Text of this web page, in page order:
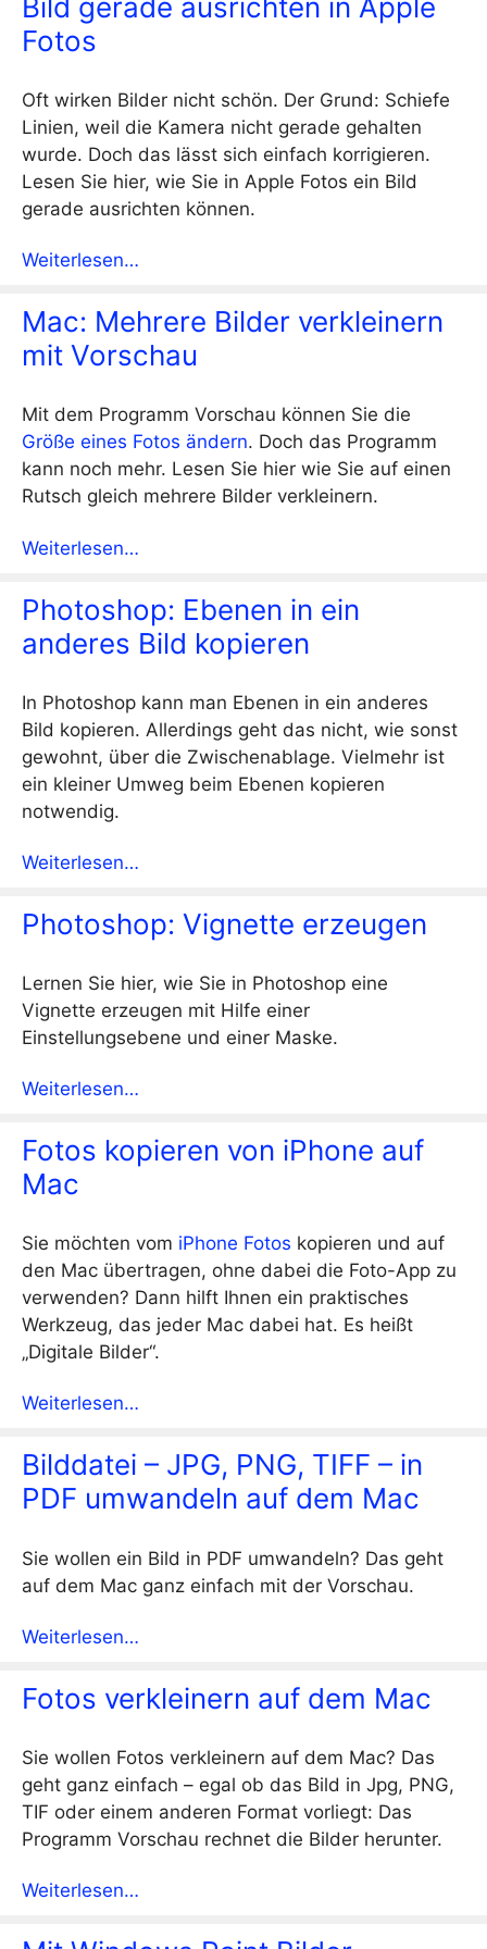
Bild gerade ausrichten in Apple
Fotos
Oft wirken Bilder nicht schön. Der Grund: Schiefe
Linien, weil die Kamera nicht gerade gehalten
wurde. Doch das lässt sich einfach korrigieren.
Lesen Sie hier, wie Sie in Apple Fotos ein Bild
gerade ausrichten können.
Weiterlesen…
Mac: Mehrere Bilder verkleinern
mit Vorschau
Mit dem Programm Vorschau können Sie die
Größe eines Fotos ändern. Doch das Programm
kann noch mehr. Lesen Sie hier wie Sie auf einen
Rutsch gleich mehrere Bilder verkleinern.
Weiterlesen…
Photoshop: Ebenen in ein
anderes Bild kopieren
In Photoshop kann man Ebenen in ein anderes
Bild kopieren. Allerdings geht das nicht, wie sonst
gewohnt, über die Zwischenablage. Vielmehr ist
ein kleiner Umweg beim Ebenen kopieren
notwendig.
Weiterlesen…
Photoshop: Vignette erzeugen
Lernen Sie hier, wie Sie in Photoshop eine
Vignette erzeugen mit Hilfe einer
Einstellungsebene und einer Maske.
Weiterlesen…
Fotos kopieren von iPhone auf
Mac
Sie möchten vom iPhone Fotos kopieren und auf
den Mac übertragen, ohne dabei die Foto-App zu
verwenden? Dann hilft Ihnen ein praktisches
Werkzeug, das jeder Mac dabei hat. Es heißt
„Digitale Bilder“.
Weiterlesen…
Bilddatei – JPG, PNG, TIFF – in
PDF umwandeln auf dem Mac
Sie wollen ein Bild in PDF umwandeln? Das geht
auf dem Mac ganz einfach mit der Vorschau.
Weiterlesen…
Fotos verkleinern auf dem Mac
Sie wollen Fotos verkleinern auf dem Mac? Das
geht ganz einfach – egal ob das Bild in Jpg, PNG,
TIF oder einem anderen Format vorliegt: Das
Programm Vorschau rechnet die Bilder herunter.
Weiterlesen…